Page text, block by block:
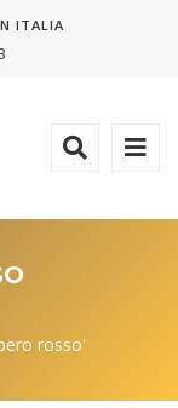
ITALIA
rosso'